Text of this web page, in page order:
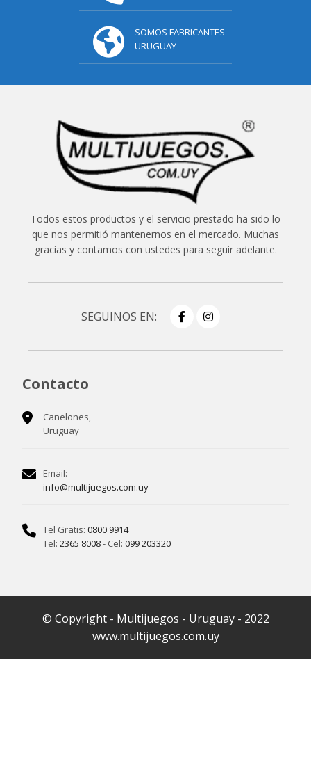
SOMOS FABRICANTES
URUGUAY
Todos estos productos y el servicio prestado ha sido lo
que nos permitió mantenernos en el mercado. Muchas
gracias y contamos con ustedes para seguir adelante.
SEGUINOS EN:
Contacto
Canelones,
Uruguay
Email:
info@multijuegos.com.uy
Tel Gratis: 0800 9914
Tel: 2365 8008- Cel: 099 203320
© Copyright - Multijuegos - Uruguay - 2022
www.multijuegos.com.uy